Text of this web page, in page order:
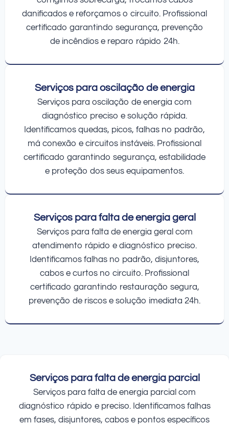
danificados e reforçamos o circuito. Profissional
certificado garantindo segurança, prevenção
de incêndios e reparo rápido 24h.
Serviços para oscilação de energia
Serviços para oscilação de energia com
diagnóstico preciso e solução rápida.
Identificamos quedas, picos, falhas no padrão,
má conexão e circuitos instáveis. Profissional
certificado garantindo segurança, estabilidade
e proteção dos seus equipamentos.
Serviços para falta de energia geral
Serviços para falta de energia geral com
atendimento rápido e diagnóstico preciso.
Identificamos falhas no padrão, disjuntores,
cabos e curtos no circuito. Profissional
certificado garantindo restauração segura,
prevenção de riscos e solução imediata 24h.
Serviços para falta de energia parcial
Serviços para falta de energia parcial com
diagnóstico rápido e preciso. Identificamos falhas
em fases, disjuntores, cabos e pontos específicos